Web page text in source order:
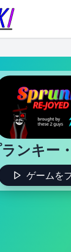
ンキー
ゲームを